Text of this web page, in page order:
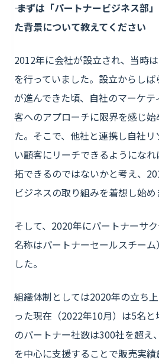
―― まずは「パートナービジネス部
た背景について教えてください
2012年に会社が設立され、当時
を行っていました。設立からし
が進んできた頃、自社のマーケ
客へのアプローチに限界を感じ
た。そこで、他社と連携し自社
い顧客にリーチできるようにな
拓できるのではないかと考え、
ビジネスの取り組みを着想し始め
そして、2020年にパートナーサ
名称はパートナーセールスチー
した。
組織体制としては2020年の立ち
った現在（2022年10月）は5名
のパートナー社数は300社を超え
を中心に支援することで販売実績